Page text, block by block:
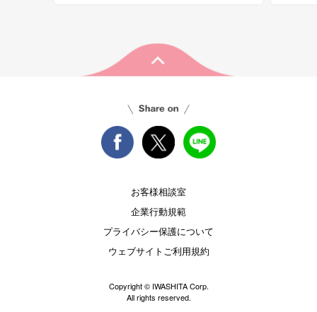
お客様相談室
企業行動規範
プライバシー保護について
ウェブサイトご利用規約
Copyright © IWASHITA Corp.
All rights reserved.